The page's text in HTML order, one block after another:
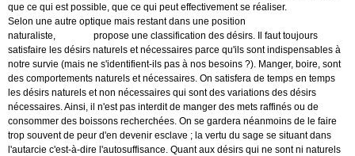
que ce qui est possible, que ce qui peut effectivement se réaliser.
Selon une autre optique mais restant dans une position
naturaliste,
propose une classification des désirs. Il faut toujours
satisfaire les désirs naturels et nécessaires parce qu'ils sont indispensables à
notre survie (mais ne s'identifient-ils pas à nos besoins ?). Manger, boire, sont
des comportements naturels et nécessaires. On satisfera de temps en temps
les désirs naturels et non nécessaires qui sont des variations des désirs
nécessaires. Ainsi, il n'est pas interdit de manger des mets raffinés ou de
consommer des boissons recherchées. On se gardera néanmoins de le faire
trop souvent de peur d'en devenir esclave ; la vertu du sage se situant dans
l'autarcie c'est-à-dire l'autosuffisance. Quant aux désirs qui ne sont ni naturels